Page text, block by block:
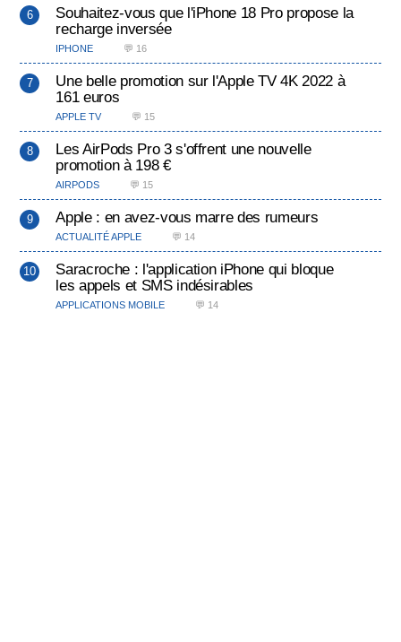
Souhaitez-vous que l'iPhone 18 Pro propose la
recharge inversée
IPHONE 💬 16
Une belle promotion sur l'Apple TV 4K 2022 à
161 euros
APPLE TV 💬 15
Les AirPods Pro 3 s'offrent une nouvelle
promotion à 198 €
AIRPODS 💬 15
Apple : en avez-vous marre des rumeurs
ACTUALITÉ APPLE 💬 14
Saracroche : l'application iPhone qui bloque
les appels et SMS indésirables
APPLICATIONS MOBILE 💬 14